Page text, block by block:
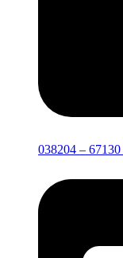
038204 – 67130